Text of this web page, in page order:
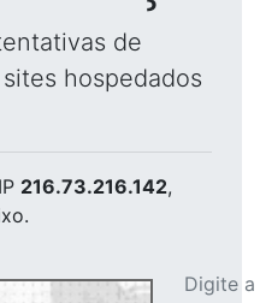
de
hospedados
216.73.216.142,
Digite